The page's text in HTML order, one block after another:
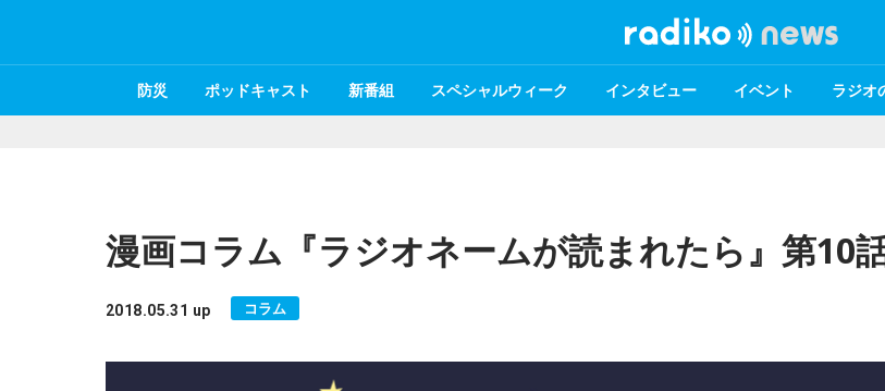
防災 ポッドキャスト 新番組 スペシャルウィーク インタビュー イベント ラジオ
漫画コラム『ラジオネームが読まれたら』第10
2018.05.31 up コラム